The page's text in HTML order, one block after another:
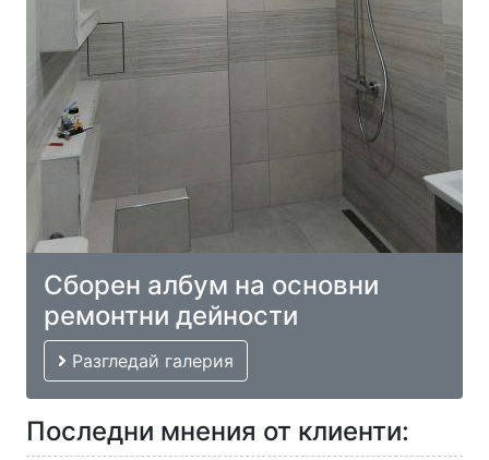
Сборен албум на основни
ремонтни дейности
Разгледай галерия
Последни мнения от клиенти: